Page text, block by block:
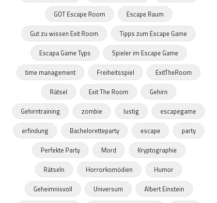
GOT Escape Room
Escape Raum
Gut zu wissen Exit Room
Tipps zum Escape Game
Escapa Game Typs
Spieler im Escape Game
time management
Freiheitsspiel
ExitTheRoom
Rätsel
Exit The Room
Gehirn
Gehirntraining
zombie lustig
escapegame
erfindung
Bacheloretteparty escape
party
Perfekte Party
Mord
Kryptographie
Rätseln
Horrorkomödien
Humor
Geheimnisvoll
Universum
Albert Einstein